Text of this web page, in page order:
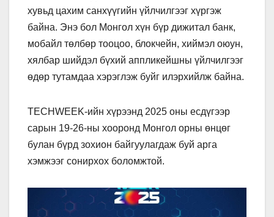
хувьд цахим санхүүгийн үйлчилгээг хүргэж
байна. Энэ бол Монгол хүн бүр дижитал банк,
мобайл төлбөр тооцоо, блокчейн, хиймэл оюун,
хялбар шийдэл бүхий аппликейшны үйлчилгээг
өдөр тутамдаа хэрэглэж буйг илэрхийлж байна.
TECHWEEK-ийн хүрээнд 2025 оны есдүгээр
сарын 19-26-ны хооронд Монгол орны өнцөг
булан бүрд зохион байгуулагдаж буй арга
хэмжээг сонирхох боломжтой.